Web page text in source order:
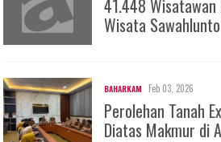
41.448 Wisatawan
Wisata
BAHARKAM Feb 03, 2026
Perolehan Tanah
Diatas Makmur di